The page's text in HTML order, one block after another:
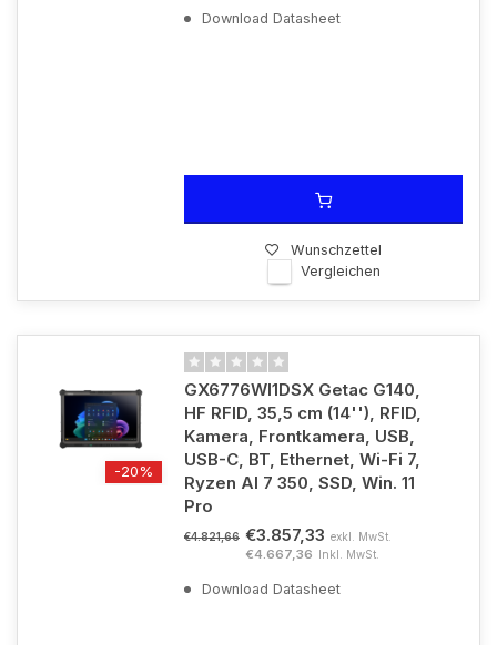
Download Datasheet
Wunschzettel
Vergleichen
-20%
GX6776WI1DSX Getac G140,
HF RFID, 35,5 cm (14''), RFID,
Kamera, Frontkamera, USB,
USB-C, BT, Ethernet, Wi-Fi 7,
Ryzen AI 7 350, SSD, Win. 11
Pro
€4.821,66 €3.857,33 exkl. MwSt.
€4.667,36 Inkl. MwSt.
Download Datasheet